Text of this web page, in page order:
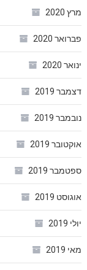
מרץ 2020
פברואר 2020
ינואר 2020
דצמבר 2019
נובמבר 2019
אוקטובר 2019
ספטמבר 2019
אוגוסט 2019
יולי 2019
מאי 2019